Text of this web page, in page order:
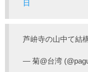
日
芦峅寺の山中て結
— 菊@台湾